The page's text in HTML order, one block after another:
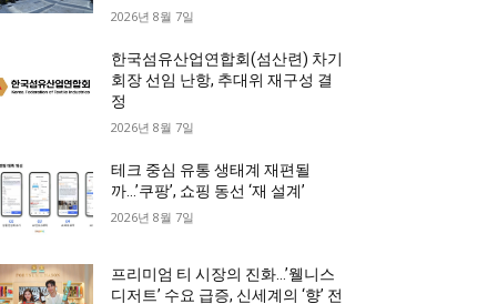
2026년 8월 7일
한국섬유산업연합회(섬산련) 차기
회장 선임 난항, 추대위 재구성 결
정
2026년 8월 7일
테크 중심 유통 생태계 재편될
까…’쿠팡’, 쇼핑 동선 ‘재 설계’
2026년 8월 7일
프리미엄 티 시장의 진화…’웰니스
디저트’ 수요 급증, 신세계의 ‘향’ 전